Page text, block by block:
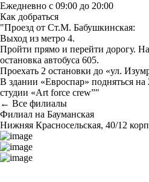
Ежедневно с 09:00 до 20:00
Как добраться
"Проезд от Ст.М. Бабушкинская:
Выход из метро 4.
Пройти прямо и перейти дорогу.
остановка автобуса 605.
Проехать 2 остановки до «ул.
В здании «Евроспар» подняться
студии «Art force crew”"
← Все филиалы
Филиал на Бауманская
Нижняя Красносельская, 40/12